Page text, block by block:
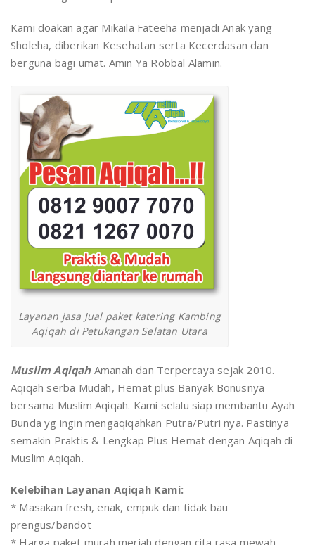
Kami doakan agar Mikaila Fateeha menjadi Anak yang
Sholeha, diberikan Kesehatan serta Kecerdasan dan
berguna bagi umat. Amin Ya Robbal Alamin.
Layanan jasa Jual paket katering Kambing
Aqiqah di Petukangan Selatan Utara
Muslim AqiqahAmanah dan Terpercaya sejak 2010.
Aqiqah serba Mudah, Hemat plus Banyak Bonusnya
bersama Muslim Aqiqah. Kami selalu siap membantu Ayah
Bunda yg ingin mengaqiqahkan Putra/Putri nya. Pastinya
semakin Praktis & Lengkap Plus Hemat dengan Aqiqah di
Muslim Aqiqah.
Kelebihan Layanan Aqiqah Kami:
* Masakan fresh, enak, empuk dan tidak bau
prengus/bandot
* Harga paket murah meriah dengan cita rasa mewah